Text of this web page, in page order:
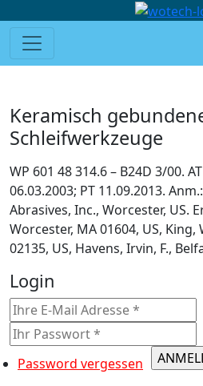
Keramisch
Schleifwerkzeuge
WP 601 48 314.6 – B24D 3/00.
06.03.2003; PT 11.09.2013.
Abrasives, Inc., Worcester, US.
Worcester, MA 01604, US,
02135, US, Havens, Irvin, F.,
Login
Password vergessen